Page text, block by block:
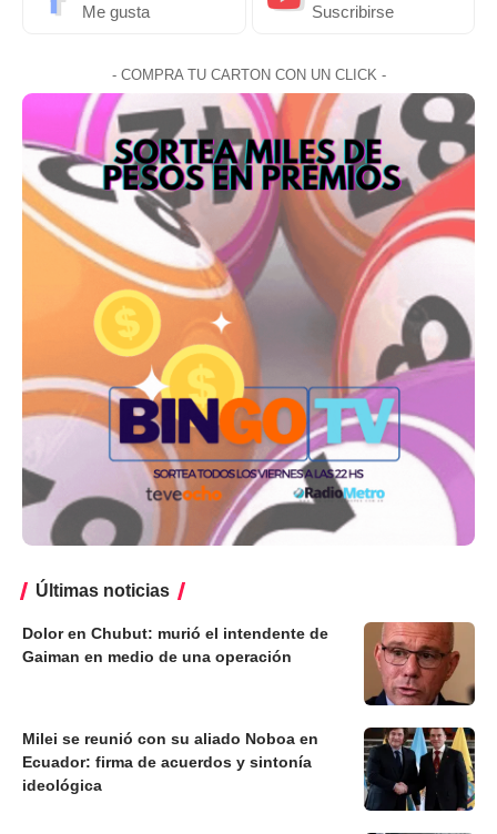
Me gusta Suscribirse
- COMPRA TU CARTON CON UN CLICK -
Últimas noticias
Dolor en Chubut: murió el intendente de
Gaiman en medio de una operación
Milei se reunió con su aliado Noboa en
Ecuador: firma de acuerdos y sintonía
ideológica